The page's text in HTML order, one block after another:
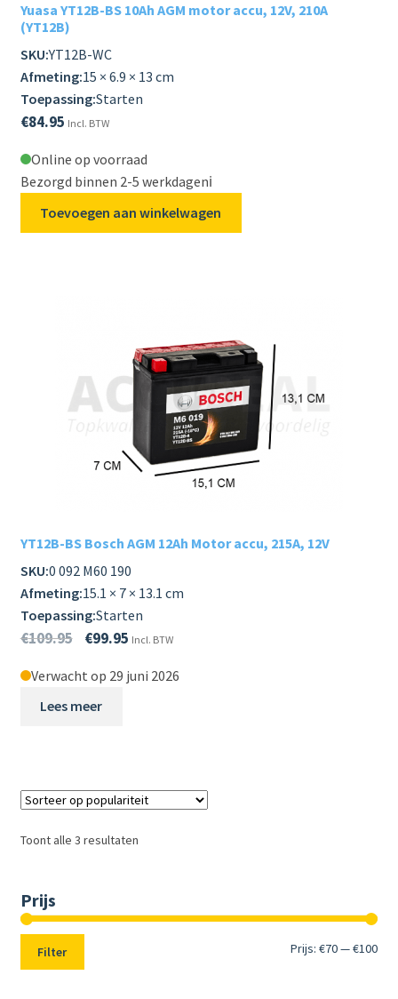
Yuasa YT12B-BS 10Ah AGM motor accu, 12V, 210A
(YT12B)
SKU:YT12B-WC
Afmeting:15 × 6.9 × 13 cm
Toepassing:Starten
€84.95 Incl. BTW
Online op voorraad
Bezorgd binnen 2-5 werkdagenℹ️
Toevoegen aan winkelwagen
YT12B-BS Bosch AGM 12Ah Motor accu, 215A, 12V
SKU:0 092 M60 190
Afmeting:15.1 × 7 × 13.1 cm
Toepassing:Starten
€109.95 €99.95 Incl. BTW
Verwacht op 29 juni 2026
Lees meer
Toont alle 3 resultaten
Prijs
Min.
Filter Prijs:€70—€100